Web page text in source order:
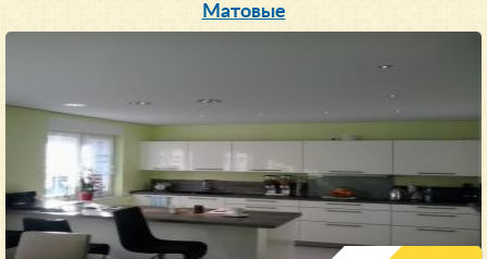
Матовые